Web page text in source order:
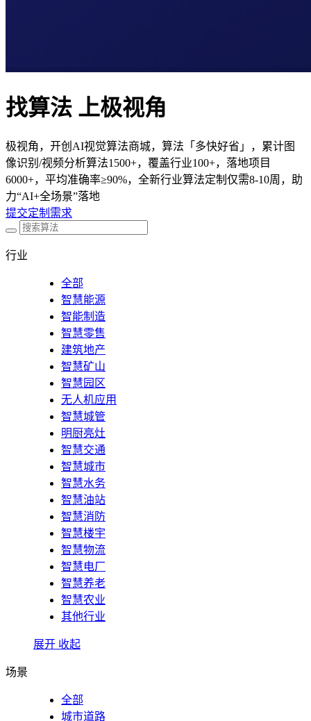
找算法 上极视角
极视角，开创AI视觉算法商城，算法「多快好省」，累计图
像识别/视频分析算法1500+，覆盖行业100+，落地项目
6000+，平均准确率≥90%，全新行业算法定制仅需8-10周，助
力“AI+全场景”落地
提交定制需求
行业
全部
智慧能源
智能制造
智慧零售
建筑地产
智慧矿山
智慧园区
无人机应用
智慧城管
明厨亮灶
智慧交通
智慧城市
智慧水务
智慧油站
智慧消防
智慧楼宇
智慧物流
智慧电厂
智慧养老
智慧农业
其他行业
展开 收起
场景
全部
城市道路